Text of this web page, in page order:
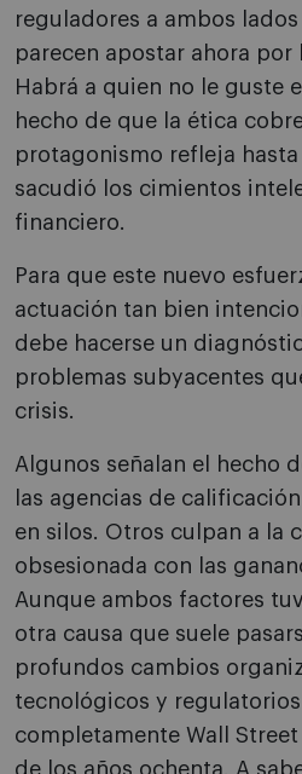
reguladores a ambos
parecen apostar ahora por
Habrá a quien no le guste
hecho de que la ética
protagonismo refleja
sacudió los cimientos
financiero.
Para que este nuevo
actuación tan bien
debe hacerse un
problemas subyacentes
crisis.
Algunos señalan el hecho
las agencias de
en silos. Otros culpan a la
obsesionada con las
Aunque ambos factores
otra causa que suele
profundos cambios
tecnológicos y
completamente Wall
de los años ochenta. A